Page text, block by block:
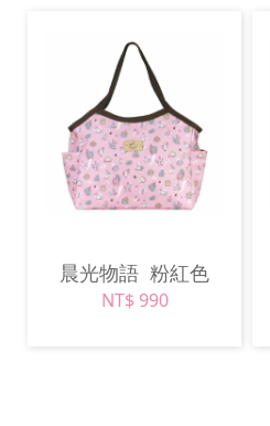
晨光物語 粉紅色
NT$ 990